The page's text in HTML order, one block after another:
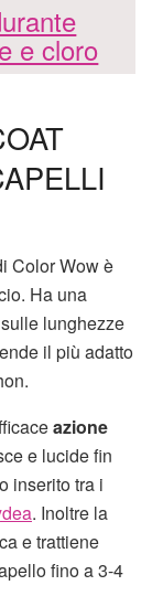
e cloro
Color Wow è
Ha una
lunghezze
il più adatto
azione
e lucide fin
inserito tra i
. Inoltre la
e trattiene
fino a 3-4